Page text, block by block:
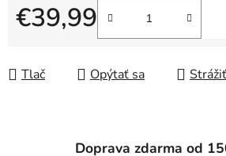
€39,99
Jednotková cena:
Tlač Opýtať sa Strážiť
Doprava zdarma od